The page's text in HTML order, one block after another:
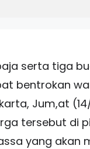
serta tiga
bentrokan
Jum,at (14/
tersebut di
yang akan